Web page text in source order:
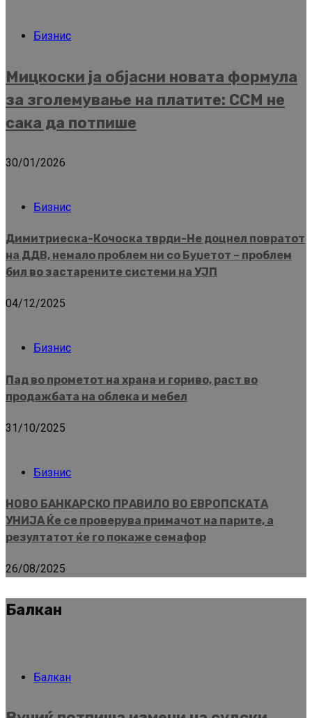
Бизнис
Мицкоски ја објасни новата формула
за зголемување на платите: ССМ не
сака да потпише
30/01/2026
Бизнис
Димитриеска-Кочоска тврди-Не доцнел повратот
на ДДВ, немало проблем ни со Буџетот – проблем
бил во застарените системи на УЈП
04/12/2025
Бизнис
Пад во прометот на храна и гориво, раст во
продажбата на облека и мебел
31/10/2025
Бизнис
НОВО БАНКАРСКО ПРАВИЛО ВО ЕВРОПСКАТА
УНИЈА Ќе се проверува примачот на парите, а
резултатот ќе го покаже семафор
26/08/2025
Балкан
Балкан